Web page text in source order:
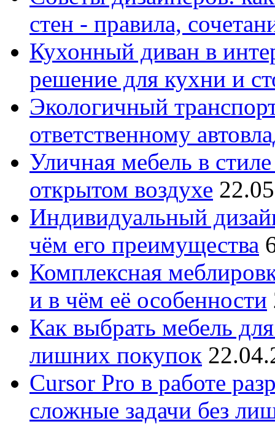
стен - правила,
Кухонный диван в
решение для кухни и
Экологичный
ответственному
Уличная мебель в
открытом воздухе
Индивидуальный
чём его преимущества
Комплексная
и в чём её особенности
Как выбрать мебель
лишних покупок
Cursor Pro в работе
сложные задачи без